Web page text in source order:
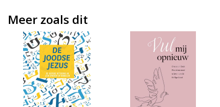
Meer zoals dit